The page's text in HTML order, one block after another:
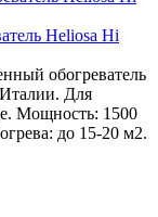
Heliosa Hi
обогреватель
Для
Мощность: 1500
до 15-20 м2.